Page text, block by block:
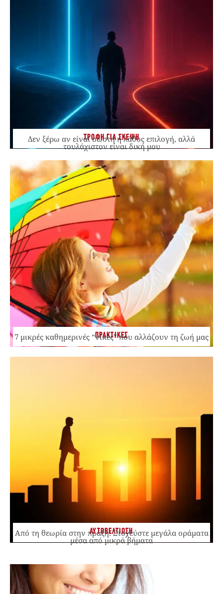
ΤΡΟΦΗ ΓΙΑ ΣΚΕΨΗ
Δεν ξέρω αν είναι σωστή ή λάθος επιλογή, αλλά
τουλάχιστον είναι δική μου
ΠΡΑΚΤΙΚΕΣ
7 μικρές καθημερινές “νίκες” που αλλάζουν τη ζωή μας
ΑΥΤΟΒΕΛΤΙΩΣΗ
Από τη θεωρία στην πράξη: Στοχεύστε μεγάλα οράματα
μέσα από μικρά βήματα